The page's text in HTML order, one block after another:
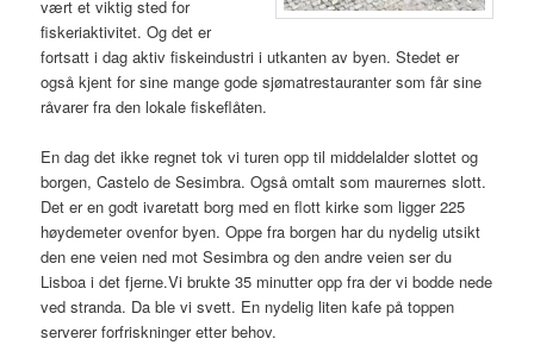
vært et viktig sted for
fiskeriaktivitet. Og det er
fortsatt i dag aktiv fiskeindustri i utkanten av byen. Stedet er
også kjent for sine mange gode sjømatrestauranter som får sine
råvarer fra den lokale fiskeflåten.
En dag det ikke regnet tok vi turen opp til middelalder slottet og
borgen, Castelo de Sesimbra. Også omtalt som maurernes slott.
Det er en godt ivaretatt borg med en flott kirke som ligger 225
høydemeter ovenfor byen. Oppe fra borgen har du nydelig utsikt
den ene veien ned mot Sesimbra og den andre veien ser du
Lisboa i det fjerne.Vi brukte 35 minutter opp fra der vi bodde nede
ved stranda. Da ble vi svett. En nydelig liten kafe på toppen
serverer forfriskninger etter behov.